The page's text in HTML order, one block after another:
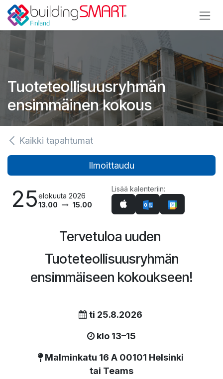
Siirry sisältöön
Tuoteteollisuusryhmän
ensimmäinen kokous
Kaikki tapahtumat
Ilmoittaudu
25elokuuta 2026
13.00
15.00
Lisää kalenteriin:
Tervetuloa uuden
Tuoteteollisuusryhmän
ensimmäiseen kokoukseen!
ti 25.8.2026
klo 13–15
Malminkatu 16 A 00101 Helsinki
tai Teams